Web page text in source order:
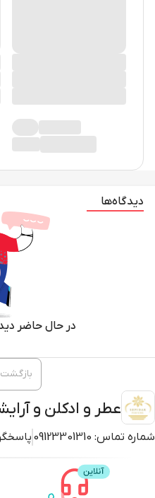
دیدگاه‌ها
در حال حاضر
عطر و ادکلن و
شماره تماس: 09123301310
بازگشت